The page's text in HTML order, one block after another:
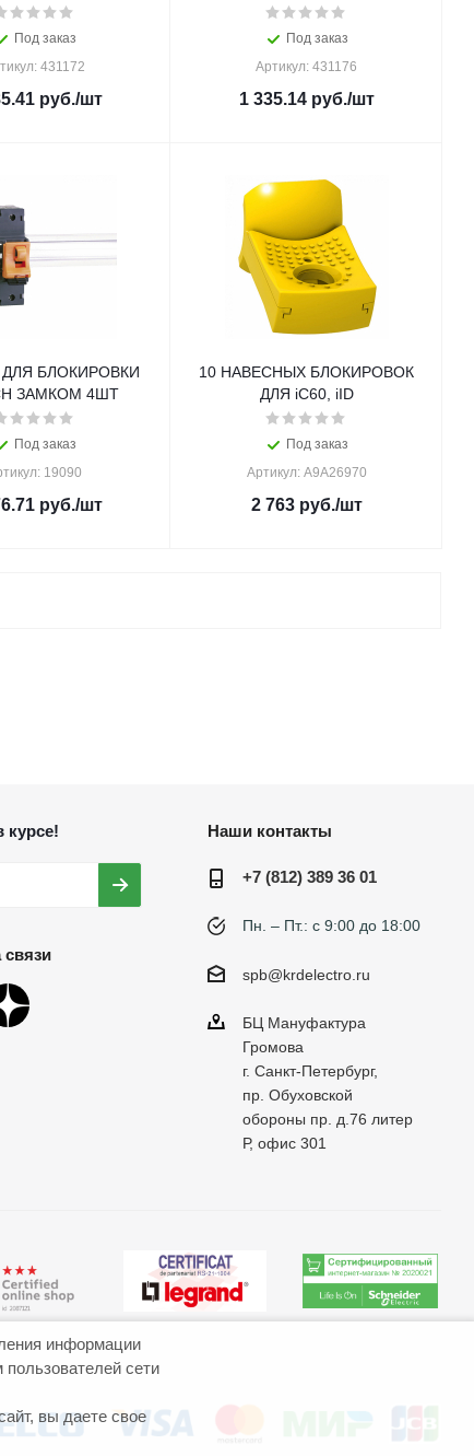
Под заказ
431172
руб./шт
Под заказ
Артикул: 431176
1 335.14руб./шт
БЛОКИРОВКИ
ЗАМКОМ 4ШТ
Под заказ
19090
руб./шт
10 НАВЕСНЫХ БЛОКИРОВОК
ДЛЯ iC60, iID
Под заказ
Артикул: A9A26970
2 763руб./шт
курсе!
связи
Наши контакты
+7 (812) 389 36 01
Пн. – Пт.: с 9:00 до 18:00
spb@krdelectro.ru
БЦ Мануфактура
Громова
г. Санкт-Петербург,
пр. Обуховской
обороны пр. д.76 литер
Р, офис 301
информации
сети
вы даете свое